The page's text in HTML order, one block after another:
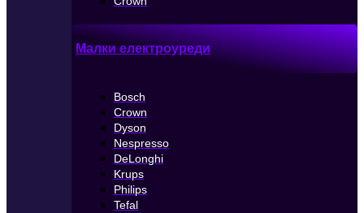
Малки електроуреди
Bosch
Crown
Dyson
Nespresso
DeLonghi
Krups
Philips
Tefal